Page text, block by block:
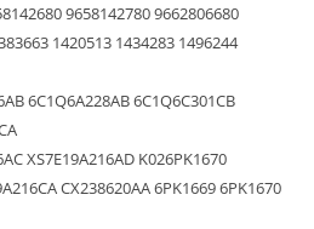
9658142780 9662806680
1420513 1434283 1496244
6C1Q6A228AB 6C1Q6C301CB
XS7E19A216AD K026PK1670
CX238620AA 6PK1669 6PK1670